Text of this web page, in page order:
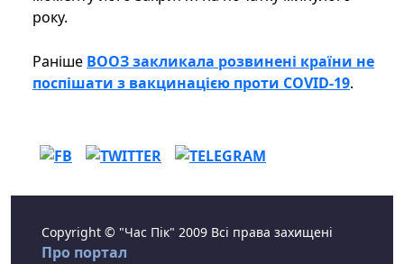
року.
Раніше ВООЗ закликала розвинені країни не
поспішати з вакцинацією проти COVID-19.
Copyright © "Час Пік" 2009 Всі права захищені
Про портал